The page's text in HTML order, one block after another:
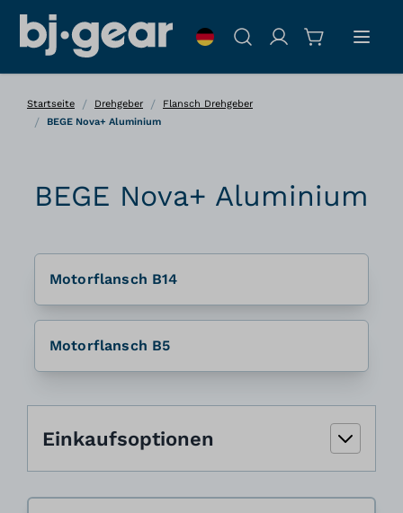
Suche
Startseite / Drehgeber / Flansch Drehgeber
/ BEGE Nova+ Aluminium
BEGE Nova+ Aluminium
Motorflansch B14
Motorflansch B5
Einkaufsoptionen